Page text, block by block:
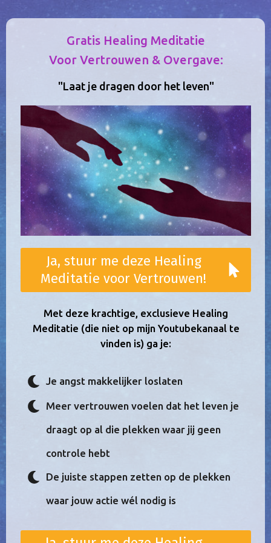
Gratis Healing Meditatie
Voor Vertrouwen & Overgave:
"Laat je dragen door het leven"
Ja, stuur me deze Healing
Meditatie voor Vertrouwen!
Met deze krachtige, exclusieve Healing
Meditatie (die niet op mijn Youtubekanaal te
vinden is) ga je:
Je angst makkelijker loslaten
Meer vertrouwen voelen dat het leven je
draagt op al die plekken waar jij geen
controle hebt
De juiste stappen zetten op de plekken
waar jouw actie wél nodig is